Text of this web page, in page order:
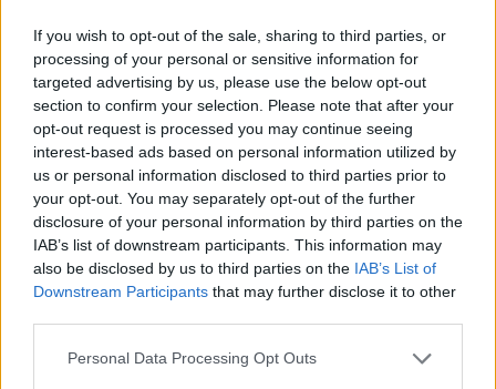
If you wish to opt-out of the sale, sharing to third parties, or
processing of your personal or sensitive information for
targeted advertising by us, please use the below opt-out
section to confirm your selection. Please note that after your
opt-out request is processed you may continue seeing
interest-based ads based on personal information utilized by
us or personal information disclosed to third parties prior to
your opt-out. You may separately opt-out of the further
disclosure of your personal information by third parties on the
IAB’s list of downstream participants. This information may
also be disclosed by us to third parties on the IAB’s List of
Downstream Participants that may further disclose it to other
Personal Data Processing Opt Outs
Ειδήσεις 5-8-2026